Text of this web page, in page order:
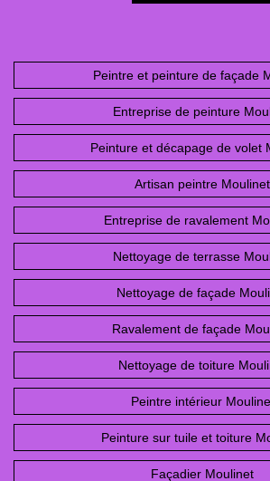
Peintre et peinture de façade
Entreprise de peinture
Peinture et décapage de volet
Artisan peintre Moulinet
Entreprise de ravalement
Nettoyage de terrasse
Nettoyage de façade
Ravalement de façade
Nettoyage de toiture
Peintre intérieur
Peinture sur tuile et toiture
Façadier Moulinet